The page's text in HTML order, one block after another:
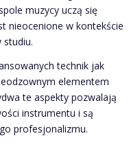
muzycy uczą się
nieocenione w kontekście
studiu.
technik jak
elementem
te aspekty pozwalają
instrumentu i są
profesjonalizmu.